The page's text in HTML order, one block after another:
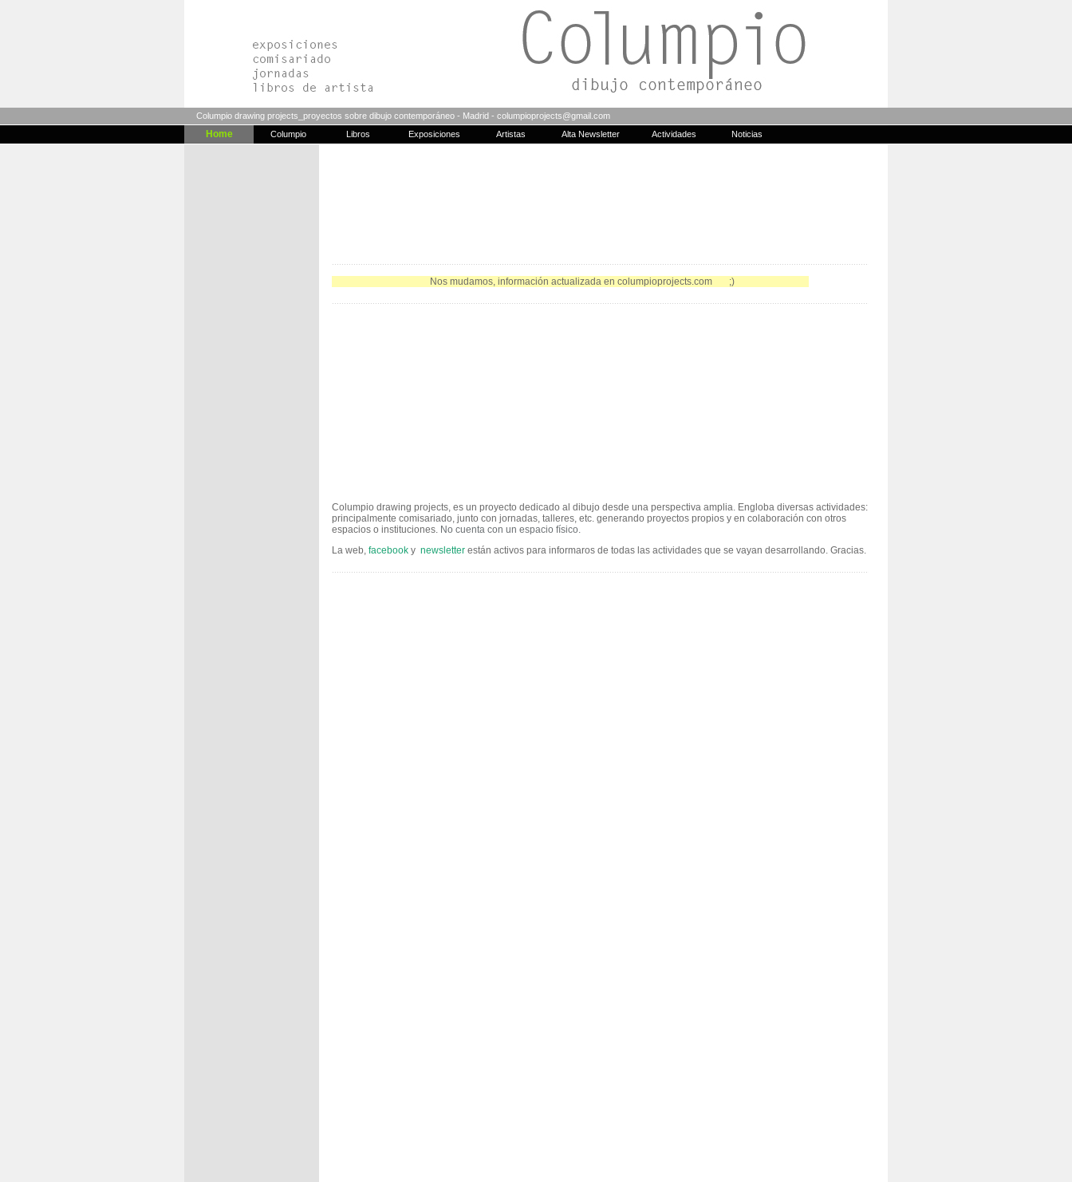
Columpio drawing projects_proyectos sobre dibujo contemporáneo - Madrid - columpioprojects@gmail.com
Home Columpio Libros Exposiciones Artistas Alta Newsletter Actividades Noticias
Nos mudamos, información actualizada en columpioprojects.com ;)
Columpio drawing projects, es un proyecto dedicado al dibujo desde una perspectiva amplia. Engloba diversas actividades:
principalmente comisariado, junto con jornadas, talleres, etc. generando proyectos propios y en colaboración con otros
espacios o instituciones. No cuenta con un espacio físico.
La web, facebook y newsletter están activos para informaros de todas las actividades que se vayan desarrollando. Gracias.